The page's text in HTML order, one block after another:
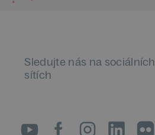
Sledujte nás na sociálních
sítích